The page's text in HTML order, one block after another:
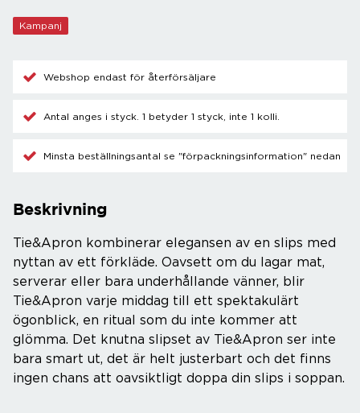
Kampanj
Webshop endast för återförsäljare
Antal anges i styck. 1 betyder 1 styck, inte 1 kolli.
Minsta beställningsantal se "förpackningsinformation" nedan
Beskrivning
Tie&Apron kombinerar elegansen av en slips med
nyttan av ett förkläde. Oavsett om du lagar mat,
serverar eller bara underhållande vänner, blir
Tie&Apron varje middag till ett spektakulärt
ögonblick, en ritual som du inte kommer att
glömma. Det knutna slipset av Tie&Apron ser inte
bara smart ut, det är helt justerbart och det finns
ingen chans att oavsiktligt doppa din slips i soppan.